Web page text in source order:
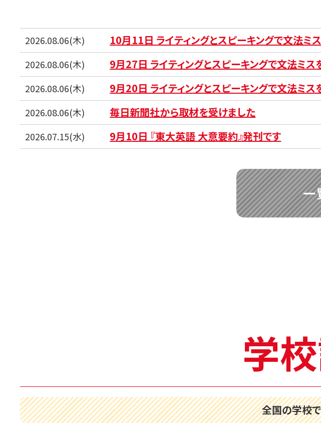
2026.08.06(木) 10月11日 ライティングとスピーキングで文法ミ
2026.08.06(木) 9月27日 ライティングとスピーキングで文法ミス
2026.08.06(木) 9月20日 ライティングとスピーキングで文法ミス
2026.08.06(木) 毎日新聞社から取材を受けました
2026.07.15(水) 9月10日 『東大英語 大意要約』発刊です
一
学
全国の学校